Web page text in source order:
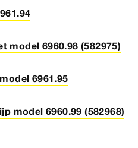
model 6960.98 (582975)
6961.95
model 6960.99 (582968)